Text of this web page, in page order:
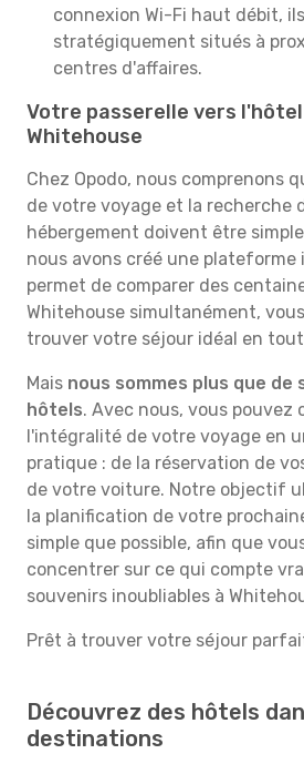
connexion Wi-Fi haut débit,
stratégiquement situés à
centres d'affaires.
Votre passerelle vers
Whitehouse
Chez Opodo, nous comprenons
de votre voyage et la recherche
hébergement doivent être
nous avons créé une
permet de comparer des
Whitehouse simultanément,
trouver votre séjour idéal en
Mais nous sommes plus que de
hôtels. Avec nous, vous pouvez
l'intégralité de votre voyage en
pratique : de la réservation de
de votre voiture. Notre objectif
la planification de votre
simple que possible, afin que
concentrer sur ce qui compte
souvenirs inoubliables à
Prêt à trouver votre séjour
Découvrez des hôtels
destinations